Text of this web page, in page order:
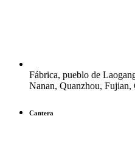
Fábrica, pueblo de
Nanan, Quanzhou, Fujian,
Cantera